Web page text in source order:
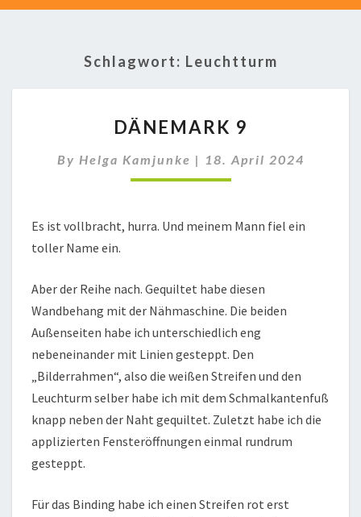
Schlagwort: Leuchtturm
9
DÄNEMARK 9
By Helga Kamjunke | 18. April 2024
Es ist vollbracht, hurra. Und meinem Mann fiel ein
toller Name ein.
Aber der Reihe nach. Gequiltet habe diesen
Wandbehang mit der Nähmaschine. Die beiden
Außenseiten habe ich unterschiedlich eng
nebeneinander mit Linien gesteppt. Den
„Bilderrahmen“, also die weißen Streifen und den
Leuchturm selber habe ich mit dem Schmalkantenfuß
knapp neben der Naht gequiltet. Zuletzt habe ich die
applizierten Fensteröffnungen einmal rundrum
gesteppt.
Für das Binding habe ich einen Streifen rot erst